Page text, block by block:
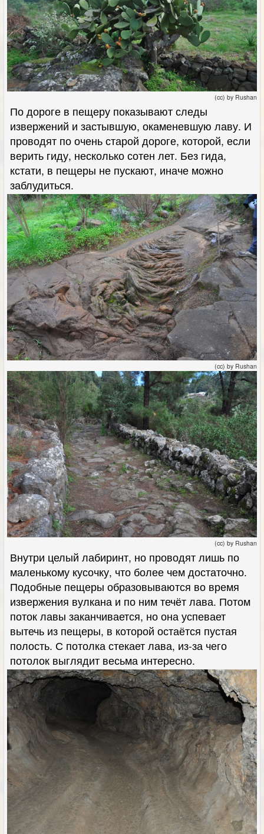
(cc) by Rushan
По дороге в пещеру показывают следы
извержений и застывшую, окаменевшую лаву. И
проводят по очень старой дороге, которой, если
верить гиду, несколько сотен лет. Без гида,
кстати, в пещеры не пускают, иначе можно
заблудиться.
(cc) by Rushan
(cc) by Rushan
Внутри целый лабиринт, но проводят лишь по
маленькому кусочку, что более чем достаточно.
Подобные пещеры образовываются во время
извержения вулкана и по ним течёт лава. Потом
поток лавы заканчивается, но она успевает
вытечь из пещеры, в которой остаётся пустая
полость. С потолка стекает лава, из-за чего
потолок выглядит весьма интересно.